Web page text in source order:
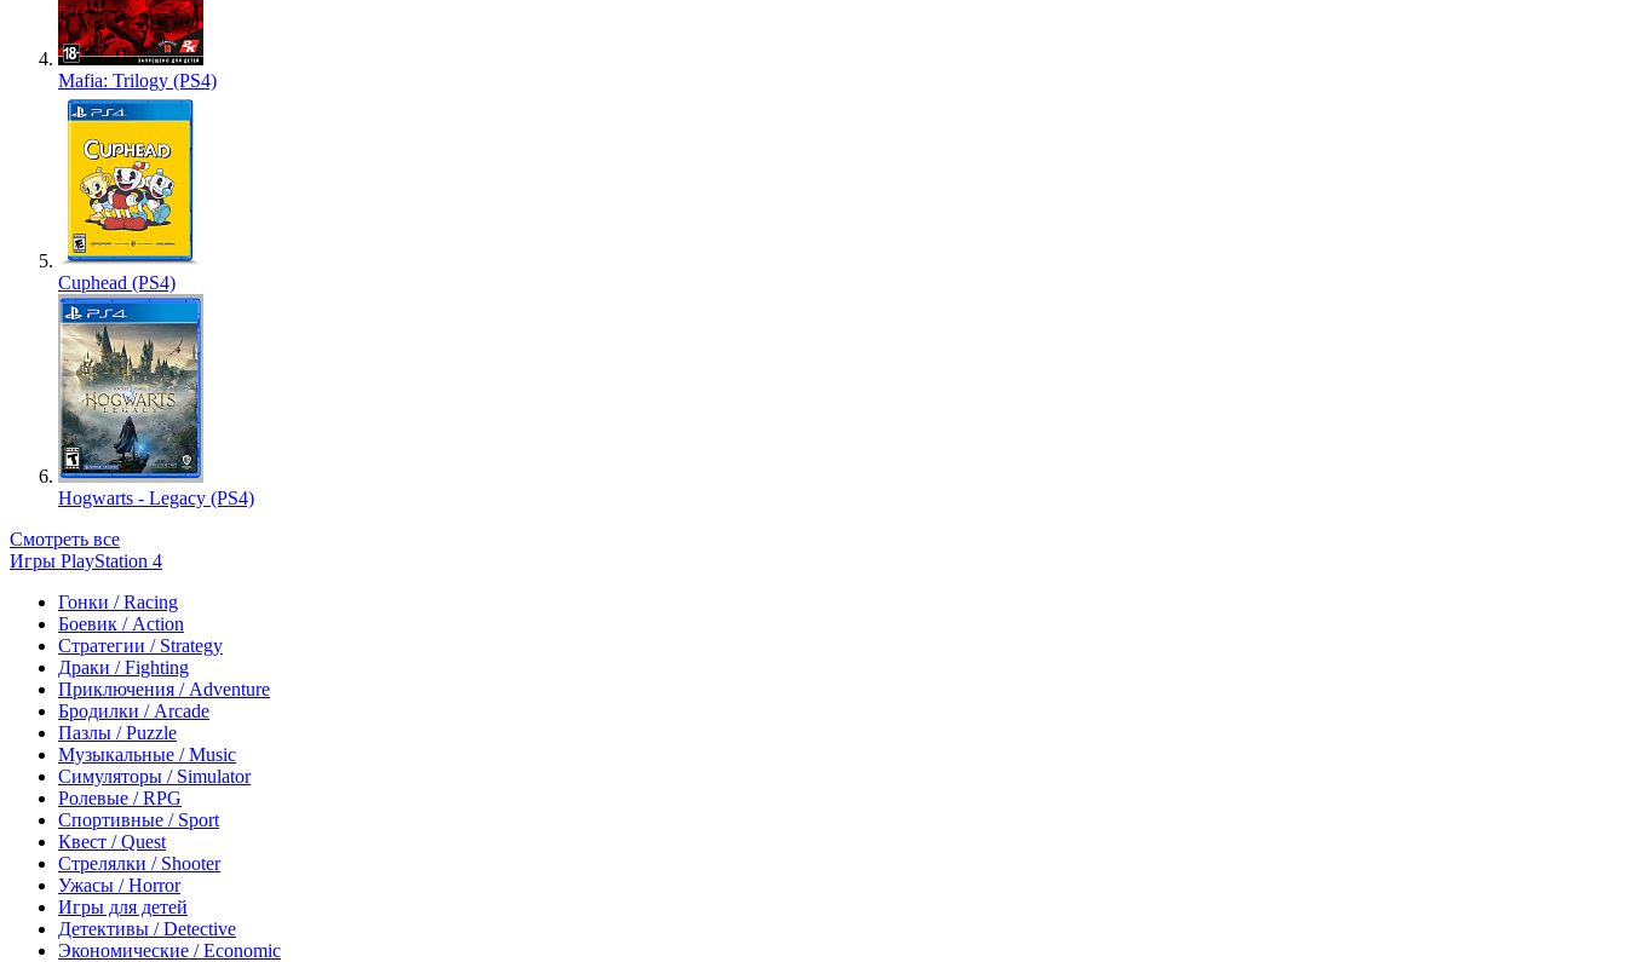
Mafia: Trilogy (PS4)
Cuphead (PS4)
Hogwarts - Legacy (PS4)
Смотреть все
Игры PlayStation 4
Гонки / Racing
Боевик / Action
Стратегии / Strategy
Драки / Fighting
Приключения / Adventure
Бродилки / Arcade
Пазлы / Puzzle
Музыкальные / Music
Симуляторы / Simulator
Ролевые / RPG
Спортивные / Sport
Квест / Quest
Стрелялки / Shooter
Ужасы / Horror
Игры для детей
Детективы / Detective
Экономические / Economic